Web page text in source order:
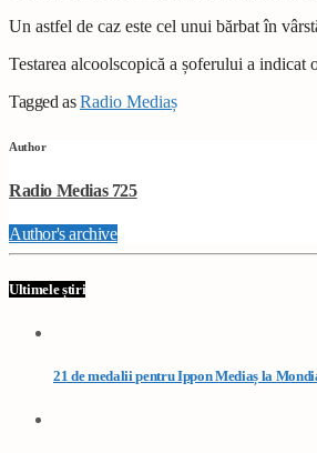
Un astfel de caz este cel unui bărbat în
Testarea alcoolscopică a șoferului a
Tagged asRadio Mediaș
Author
Radio Medias 725
Author's archive
Ultimele știri
21 de medalii pentru Ippon Mediaș la